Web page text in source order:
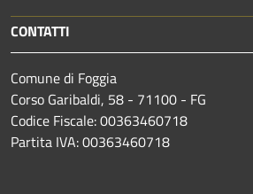
CONTATTI
Comune di Foggia
Corso Garibaldi, 58 - 71100 - FG
Codice Fiscale: 00363460718
Partita IVA: 00363460718